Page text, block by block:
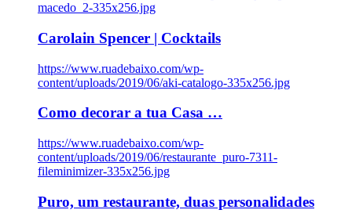
macedo_2-335x256.jpg
Carolain Spencer | Cocktails
https://www.ruadebaixo.com/wp-
content/uploads/2019/06/aki-catalogo-335x256.jpg
Como decorar a tua Casa …
https://www.ruadebaixo.com/wp-
content/uploads/2019/06/restaurante_puro-7311-
fileminimizer-335x256.jpg
Puro, um restaurante, duas personalidades